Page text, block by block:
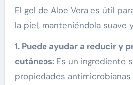
El gel de Aloe Vera es útil
la piel, manteniéndola suave
1. Puede ayudar a reducir y
cutáneos: Es un ingrediente
propiedades antimicrobianas